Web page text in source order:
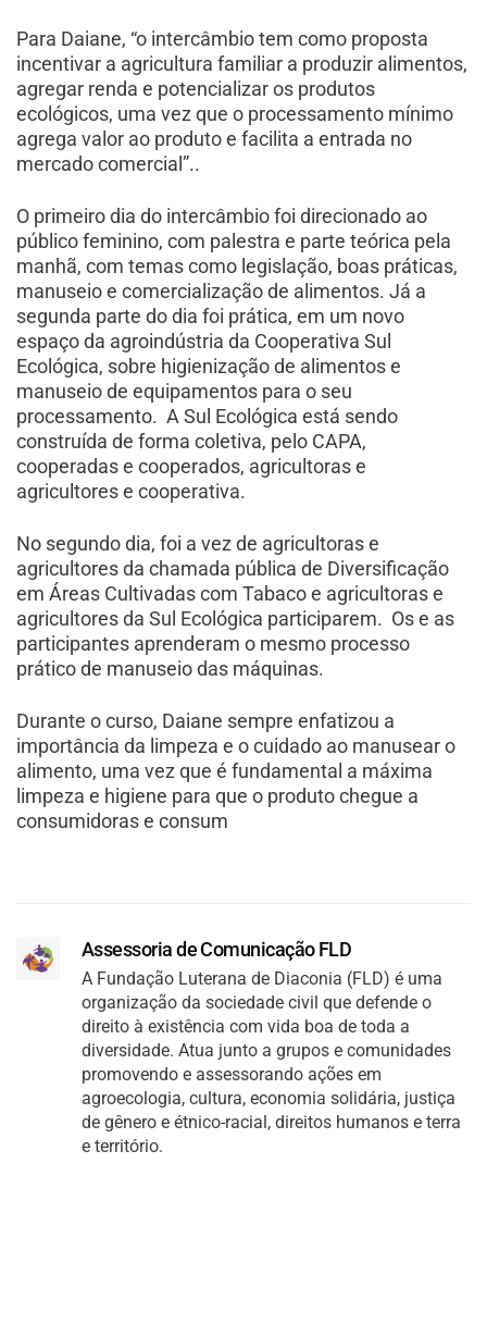
Para Daiane, “o intercâmbio tem como proposta
incentivar a agricultura familiar a produzir alimentos,
agregar renda e potencializar os produtos
ecológicos, uma vez que o processamento mínimo
agrega valor ao produto e facilita a entrada no
mercado comercial”..
O primeiro dia do intercâmbio foi direcionado ao
público feminino, com palestra e parte teórica pela
manhã, com temas como legislação, boas práticas,
manuseio e comercialização de alimentos. Já a
segunda parte do dia foi prática, em um novo
espaço da agroindústria da Cooperativa Sul
Ecológica, sobre higienização de alimentos e
manuseio de equipamentos para o seu
processamento. A Sul Ecológica está sendo
construída de forma coletiva, pelo CAPA,
cooperadas e cooperados, agricultoras e
agricultores e cooperativa.
No segundo dia, foi a vez de agricultoras e
agricultores da chamada pública de Diversificação
em Áreas Cultivadas com Tabaco e agricultoras e
agricultores da Sul Ecológica participarem. Os e as
participantes aprenderam o mesmo processo
prático de manuseio das máquinas.
Durante o curso, Daiane sempre enfatizou a
importância da limpeza e o cuidado ao manusear o
alimento, uma vez que é fundamental a máxima
limpeza e higiene para que o produto chegue a
consumidoras e consum
Assessoria de Comunicação FLD
A Fundação Luterana de Diaconia (FLD) é uma
organização da sociedade civil que defende o
direito à existência com vida boa de toda a
diversidade. Atua junto a grupos e comunidades
promovendo e assessorando ações em
agroecologia, cultura, economia solidária, justiça
de gênero e étnico-racial, direitos humanos e terra
e território.